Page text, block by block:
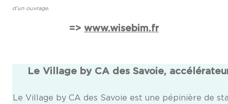
d’un ouvrage.
=> www.wisebim.fr
Le Village by CA des Savoie,
Le Village by CA des Savoie est une pépinière de